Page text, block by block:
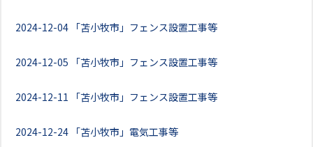
2024-12-04 「苫小牧市」フェンス設置工事等
2024-12-05 「苫小牧市」フェンス設置工事等
2024-12-11 「苫小牧市」フェンス設置工事等
2024-12-24 「苫小牧市」電気工事等